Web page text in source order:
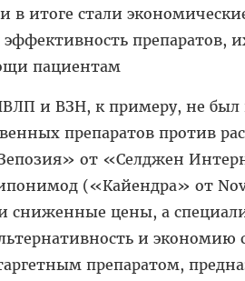
в итоге стали
эффективность препаратов,
пациентам
и ВЗН, к примеру, не
препаратов против
от «Селджен
(«Кайендра» от
сниженные цены, а
и экономию
препаратом,